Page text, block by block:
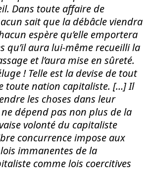
Dans toute affaire de
sait que la débâcle viendra
espère qu’elle emportera
qu’il aura lui-même recueilli la
et l’aura mise en sûreté.
! Telle est la devise de tout
toute nation capitaliste. […] Il
les choses dans leur
dépend pas non plus de la
volonté du capitaliste
concurrence impose aux
immanentes de la
comme lois coercitives